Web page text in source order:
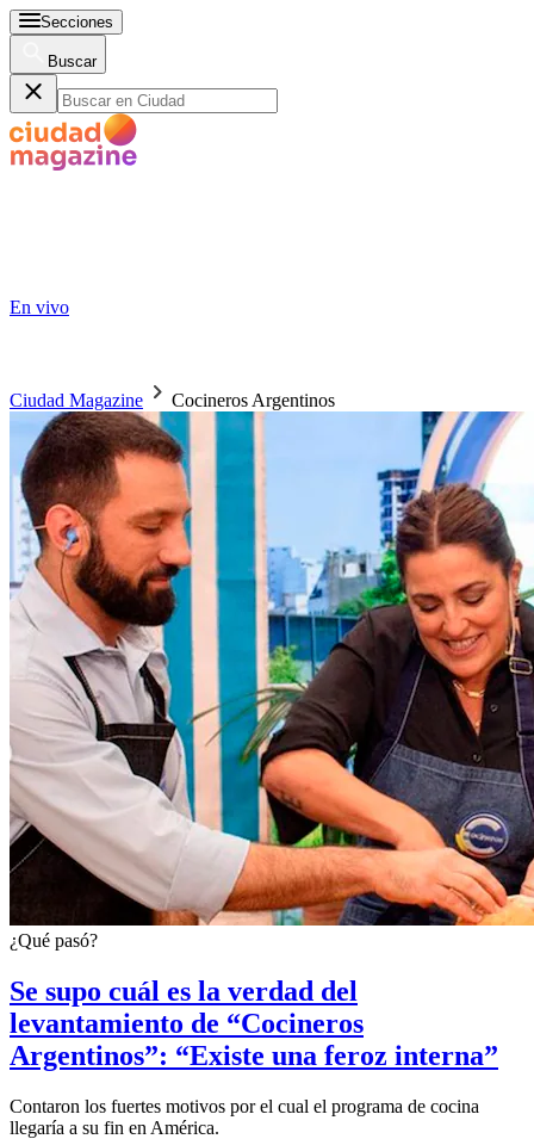
Secciones
Buscar
En vivo
Ciudad Magazine Cocineros Argentinos
¿Qué pasó?
Se supo cuál es la verdad del
levantamiento de “Cocineros
Argentinos”: “Existe una feroz interna”
Contaron los fuertes motivos por el cual el programa de cocina
llegaría a su fin en América.